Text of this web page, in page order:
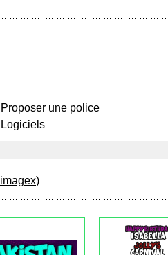
Proposer une police
Logiciels
imagex)